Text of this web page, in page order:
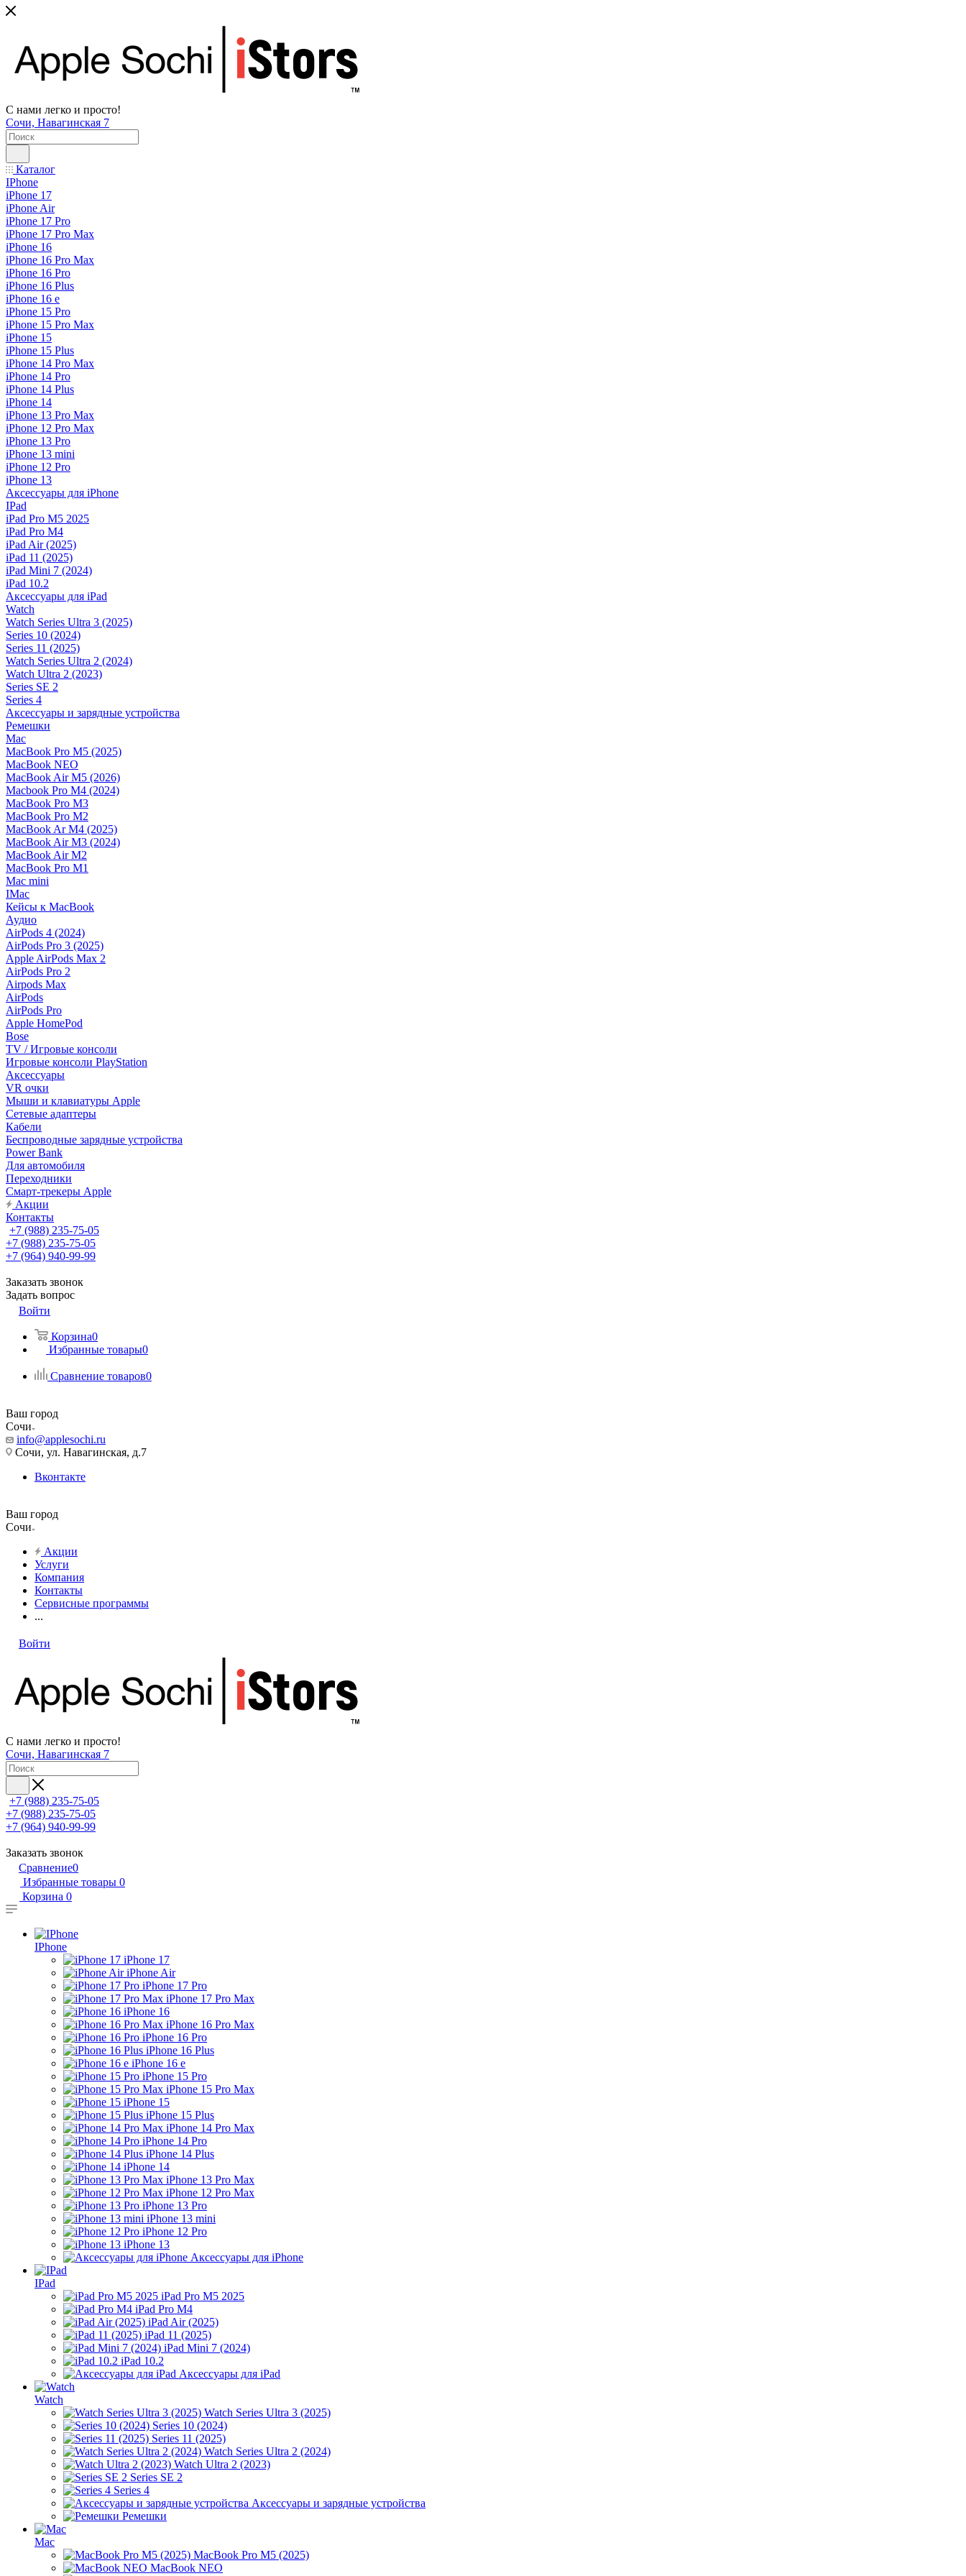
С нами легко и просто!
Сочи, Навагинская 7
Каталог
IPhone
iPhone 17
iPhone Air
iPhone 17 Pro
iPhone 17 Pro Max
iPhone 16
iPhone 16 Pro Max
iPhone 16 Pro
iPhone 16 Plus
iPhone 16 e
iPhone 15 Pro
iPhone 15 Pro Max
iPhone 15
iPhone 15 Plus
iPhone 14 Pro Max
iPhone 14 Pro
iPhone 14 Plus
iPhone 14
iPhone 13 Pro Max
iPhone 12 Pro Max
iPhone 13 Pro
iPhone 13 mini
iPhone 12 Pro
iPhone 13
Аксессуары для iPhone
IPad
iPad Pro M5 2025
iPad Pro M4
iPad Air (2025)
iPad 11 (2025)
iPad Mini 7 (2024)
iPad 10.2
Аксессуары для iPad
Watch
Watch Series Ultra 3 (2025)
Series 10 (2024)
Series 11 (2025)
Watch Series Ultra 2 (2024)
Watch Ultra 2 (2023)
Series SE 2
Series 4
Аксессуары и зарядные устройства
Ремешки
Mac
MacBook Pro M5 (2025)
MacBook NEO
MacBook Air M5 (2026)
Macbook Pro M4 (2024)
MacBook Pro M3
MacBook Pro M2
MacBook Ar M4 (2025)
MacBook Air M3 (2024)
MacBook Air M2
MacBook Pro M1
Mac mini
IMac
Кейсы к MacBook
Аудио
AirPods 4 (2024)
AirPods Pro 3 (2025)
Apple AirPods Max 2
AirPods Pro 2
Airpods Max
AirPods
AirPods Pro
Apple HomePod
Bose
TV / Игровые консоли
Игровые консоли PlayStation
Аксессуары
VR очки
Мыши и клавиатуры Apple
Сетевые адаптеры
Кабели
Беспроводные зарядные устройства
Power Bank
Для автомобиля
Переходники
Смарт-трекеры Apple
Акции
Контакты
+7 (988) 235-75-05
+7 (988) 235-75-05
+7 (964) 940-99-99
Заказать звонок
Задать вопрос
Войти
Корзина0
Избранные товары0
Сравнение товаров0
Ваш город
Сочи
info@applesochi.ru
Сочи, ул. Навагинская, д.7
Вконтакте
Ваш город
Сочи
Акции
Услуги
Компания
Контакты
Сервисные программы
...
Войти
С нами легко и просто!
Сочи, Навагинская 7
+7 (988) 235-75-05
+7 (988) 235-75-05
+7 (964) 940-99-99
Заказать звонок
Сравнение0
Избранные товары 0
Корзина 0
IPhone
iPhone 17
iPhone Air
iPhone 17 Pro
iPhone 17 Pro Max
iPhone 16
iPhone 16 Pro Max
iPhone 16 Pro
iPhone 16 Plus
iPhone 16 e
iPhone 15 Pro
iPhone 15 Pro Max
iPhone 15
iPhone 15 Plus
iPhone 14 Pro Max
iPhone 14 Pro
iPhone 14 Plus
iPhone 14
iPhone 13 Pro Max
iPhone 12 Pro Max
iPhone 13 Pro
iPhone 13 mini
iPhone 12 Pro
iPhone 13
Аксессуары для iPhone
IPad
iPad Pro M5 2025
iPad Pro M4
iPad Air (2025)
iPad 11 (2025)
iPad Mini 7 (2024)
iPad 10.2
Аксессуары для iPad
Watch
Watch Series Ultra 3 (2025)
Series 10 (2024)
Series 11 (2025)
Watch Series Ultra 2 (2024)
Watch Ultra 2 (2023)
Series SE 2
Series 4
Аксессуары и зарядные устройства
Ремешки
Mac
MacBook Pro M5 (2025)
MacBook NEO